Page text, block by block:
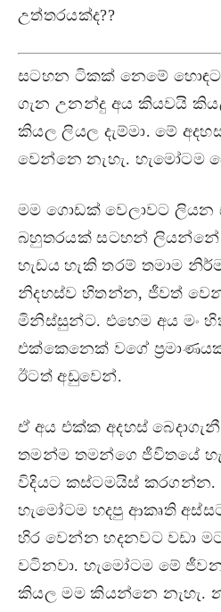
උත්තරයක්ද??
සටහන ටිකක් නෙමේ
ගැන උනන්දු අය කියවයි
කියල ලියල දැම්මා. මේ
වෙන්නෙ නැහැ. හැමෝටම
මම ගොඩක් වෙලාවට
බහුතරයක් සටහන් ලියන්නේ
හැඩය හැකි තරම් තමාම
නිදහස්ව හිතන්න, ජීවත්
මිනිස්සුන්ට. එහෙම අය මං
එක්කෙනෙක් වගේ
ඊටත් අඩුවෙන්.
ඒ අය එක්ක අදහස්
තමන්ම තමන්ගෙ ජීවිතයේ
විදියට කස්ටමයිස් කරගන්න.
හැමෝටම හදපු ආකෘති
හිර වෙන්න හදනවට වඩා
වටිනවා. හැමෝටම මේ
කියල මම කියන්නෙ නැහැ.